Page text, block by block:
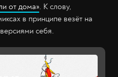
от дома». К слову,
в принципе везёт на
себя.